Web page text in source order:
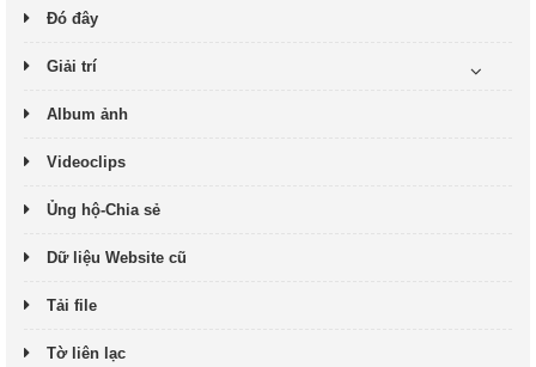
Đó đây
Giải trí
Album ảnh
Videoclips
Ủng hộ-Chia sẻ
Dữ liệu Website cũ
Tải file
Tờ liên lạc